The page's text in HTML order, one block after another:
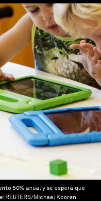
50% anual y se espera que
REUTERS/Michael Kooren